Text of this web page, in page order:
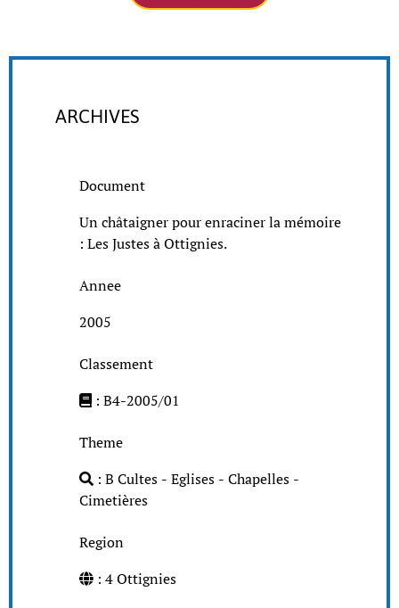
ARCHIVES
Document
Un châtaigner pour enraciner la mémoire
: Les Justes à Ottignies.
Annee
2005
Classement
: B4-2005/01
Theme
: B Cultes - Eglises - Chapelles -
Cimetières
Region
: 4 Ottignies